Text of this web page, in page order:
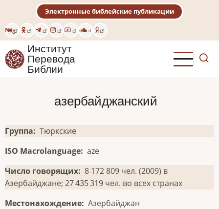
основному
содержанию
Eng
Электронные библейские публикации
Институт
Перевода
Библии
азербайджанский
Группа
Тюркские
ISO Macrolanguage aze
Число говорящих 8 172 809 чел. (2009) в
Азербайджане; 27 435 319 чел. во всех странах
Местонахождение Азербайджан